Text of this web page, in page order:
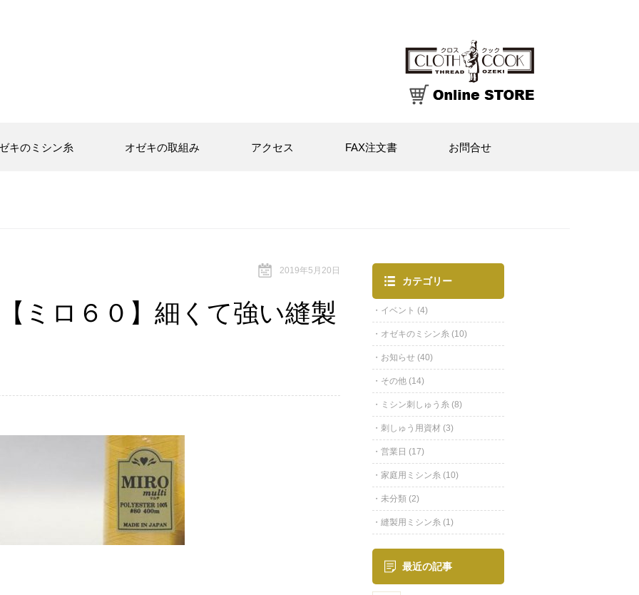
キのミシン糸 オゼキの取組み アクセス FAX注文書 お問合せ
2019年5月20日
ミロ６０】細くて強い縫製
カテゴリー
イベント (4)
オゼキのミシン糸(10)
お知らせ (40)
その他(14)
ミシン刺しゅう糸(8)
刺しゅう用資材 (3)
営業日 (17)
家庭用ミシン糸(10)
未分類(2)
縫製用ミシン糸(1)
最近の記事